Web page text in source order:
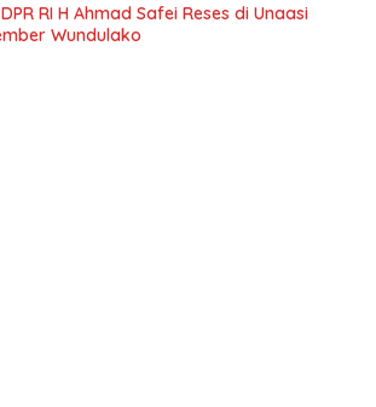
RI H Ahmad Safei Reses di Unaasi
Wundulako